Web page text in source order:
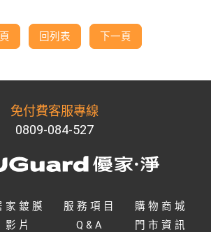
回列表 下一頁
免付費客服專線
0809-084-527
家鍍膜 服務項目
購物商城
影片 Q&A 門市資訊